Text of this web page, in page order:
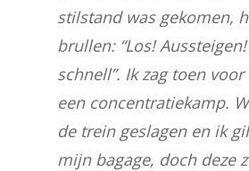
stilstand was gekomen,
brullen: “Los!
schnell”. Ik zag toen
een concentratiekamp.
de trein geslagen en ik
mijn bagage, doch deze